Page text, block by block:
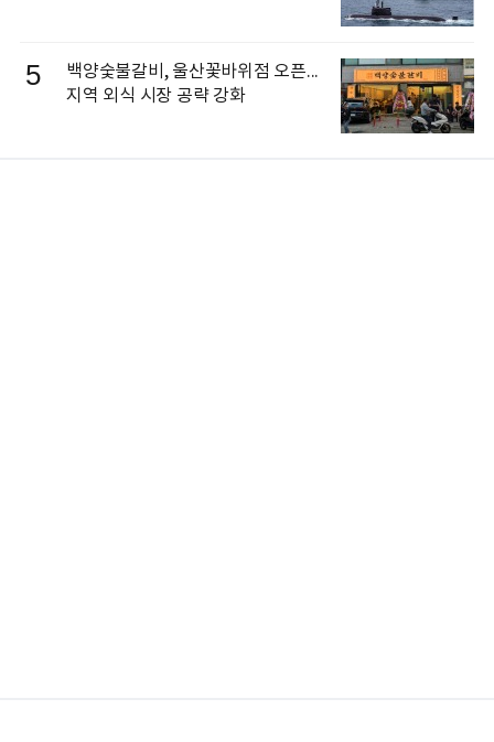
5
백양숯불갈비, 울산꽃바위점 오픈...
지역 외식 시장 공략 강화